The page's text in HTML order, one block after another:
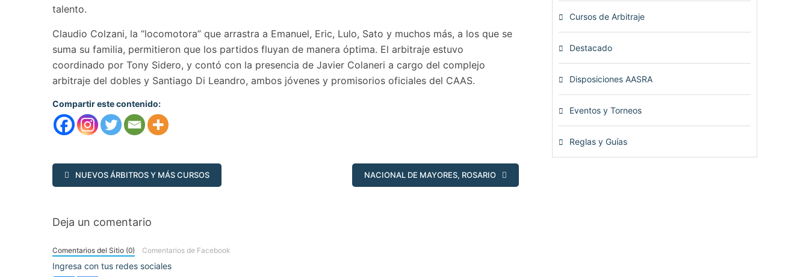
talento.
Claudio Colzani, la “locomotora” que arrastra a Emanuel, Eric, Lulo, Sato y muchos más, a los que se
suma su familia, permitieron que los partidos fluyan de manera óptima. El arbitraje estuvo
coordinado por Tony Sidero, y contó con la presencia de Javier Colaneri a cargo del complejo
arbitraje del dobles y Santiago Di Leandro, ambos jóvenes y promisorios oficiales del CAAS.
Compartir este contenido:
NUEVOS ÁRBITROS Y MÁS CURSOS NACIONAL DE MAYORES, ROSARIO
Deja un comentario
Comentarios del Sitio (0) Comentarios de Facebook
Ingresa con tus redes sociales
Cursos de Arbitraje
Destacado
Disposiciones AASRA
Eventos y Torneos
Reglas y Guías